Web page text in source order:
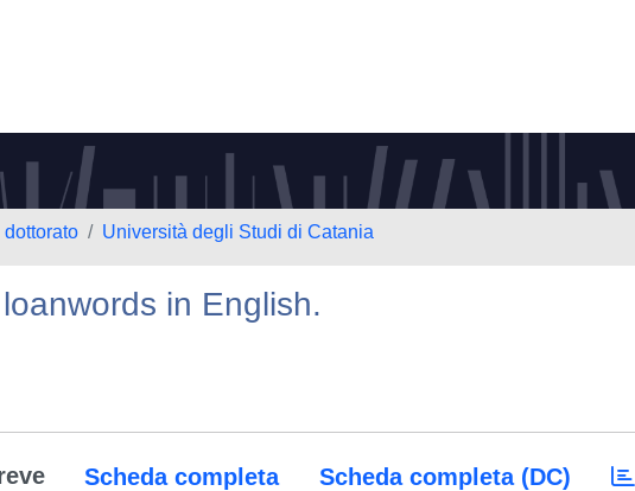
dottorato Università degli Studi di Catania
in English.
Scheda completa Scheda completa (DC)